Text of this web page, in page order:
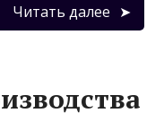
Читать далее